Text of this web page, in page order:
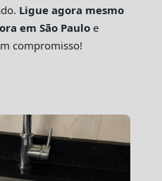
Ligue agora mesmo
em São Pauloe
compromisso!